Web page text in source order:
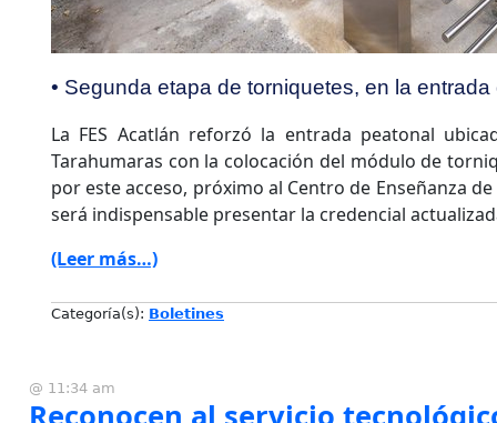
• Segunda etapa de torniquetes, en la
La FES Acatlán reforzó la entrada peatonal
Tarahumaras con la colocación del módulo de
por este acceso, próximo al Centro de Enseñanza
será indispensable presentar la credencial
(Leer más…)
Categoría(s): Boletines
@ 11:34 am